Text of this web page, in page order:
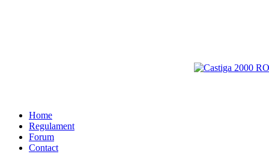
Home
Regulament
Forum
Contact